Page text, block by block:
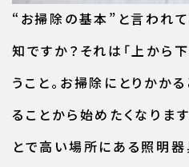
“お掃除の基本”と言われ
知ですか？それは「上から
うこと。お掃除にとりかか
ることから始めたくなりま
とで高い場所にある照明